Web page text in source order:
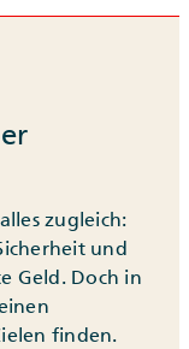
zugleich:
und
Geld. Doch in
finden.